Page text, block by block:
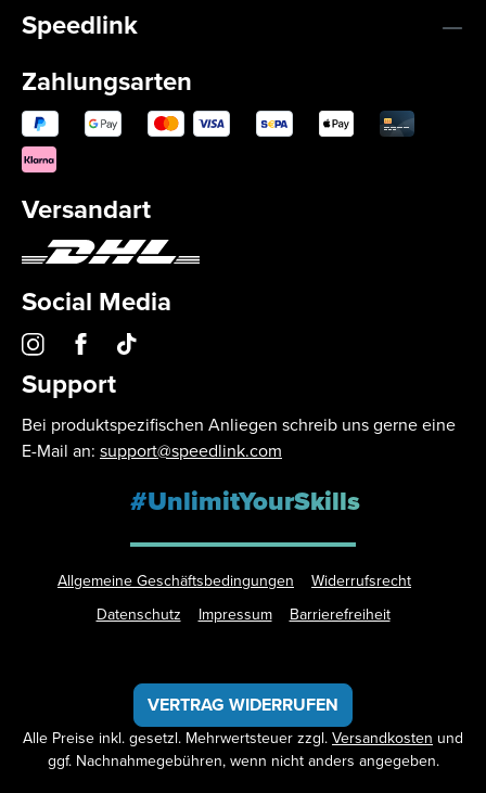
Speedlink
Zahlungsarten
Versandart
Social Media
Support
Bei produktspezifischen Anliegen schreib uns gerne eine
E-Mail an: support@speedlink.com
#UnlimitYourSkills
Allgemeine Geschäftsbedingungen
Widerrufsrecht
Datenschutz
Impressum Barrierefreiheit
VERTRAG WIDERRUFEN
Alle Preise inkl. gesetzl. Mehrwertsteuer zzgl.Versandkosten und
ggf. Nachnahmegebühren, wenn nicht anders angegeben.